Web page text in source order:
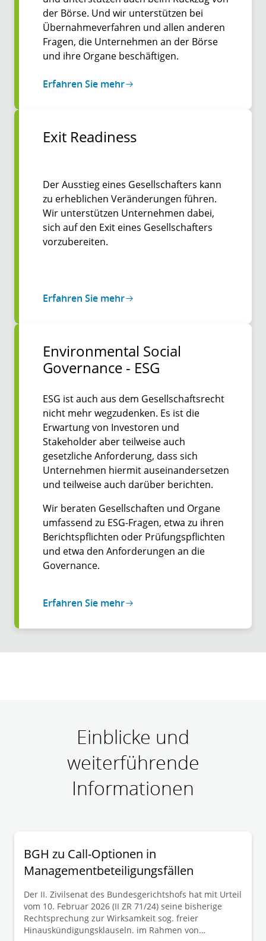
der Börse. Und wir unterstützen bei
Übernahmeverfahren und allen anderen
Fragen, die Unternehmen an der Börse
und ihre Organe beschäftigen.
Erfahren Sie mehr
Exit Readiness
Der Ausstieg eines Gesellschafters kann
zu erheblichen Veränderungen führen.
Wir unterstützen Unternehmen dabei,
sich auf den Exit eines Gesellschafters
vorzubereiten.
Erfahren Sie mehr
Environmental Social
Governance - ESG
ESG ist auch aus dem Gesellschaftsrecht
nicht mehr wegzudenken. Es ist die
Erwartung von Investoren und
Stakeholder aber teilweise auch
gesetzliche Anforderung, dass sich
Unternehmen hiermit auseinandersetzen
und teilweise auch darüber berichten.
Wir beraten Gesellschaften und Organe
umfassend zu ESG-Fragen, etwa zu ihren
Berichtspflichten oder Prüfungspflichten
und etwa den Anforderungen an die
Governance.
Erfahren Sie mehr
Einblicke und
weiterführende
Informationen
BGH zu Call-Optionen in
Managementbeteiligungsfällen
Der II. Zivilsenat des Bundesgerichtshofs hat mit Urteil
vom 10. Februar 2026 (II ZR 71/24) seine bisherige
Rechtsprechung zur Wirksamkeit sog. freier
Hinauskündigungsklauseln. im Rahmen von